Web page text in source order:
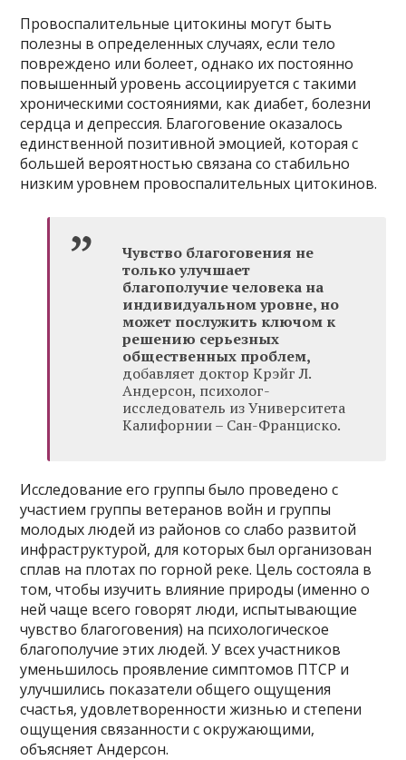
Провоспалительные цитокины могут быть
полезны в определенных случаях, если тело
повреждено или болеет, однако их постоянно
повышенный уровень ассоциируется с такими
хроническими состояниями, как диабет, болезни
сердца и депрессия. Благоговение оказалось
единственной позитивной эмоцией, которая с
большей вероятностью связана со стабильно
низким уровнем провоспалительных цитокинов.
Чувство благоговения не
только улучшает
благополучие человека на
индивидуальном уровне, но
может послужить ключом к
решению серьезных
общественных проблем,
добавляет доктор Крэйг Л.
Андерсон, психолог-
исследователь из Университета
Калифорнии – Сан-Франциско.
Исследование его группы было проведено с
участием группы ветеранов войн и группы
молодых людей из районов со слабо развитой
инфраструктурой, для которых был организован
сплав на плотах по горной реке. Цель состояла в
том, чтобы изучить влияние природы (именно о
ней чаще всего говорят люди, испытывающие
чувство благоговения) на психологическое
благополучие этих людей. У всех участников
уменьшилось проявление симптомов ПТСР и
улучшились показатели общего ощущения
счастья, удовлетворенности жизнью и степени
ощущения связанности с окружающими,
объясняет Андерсон.